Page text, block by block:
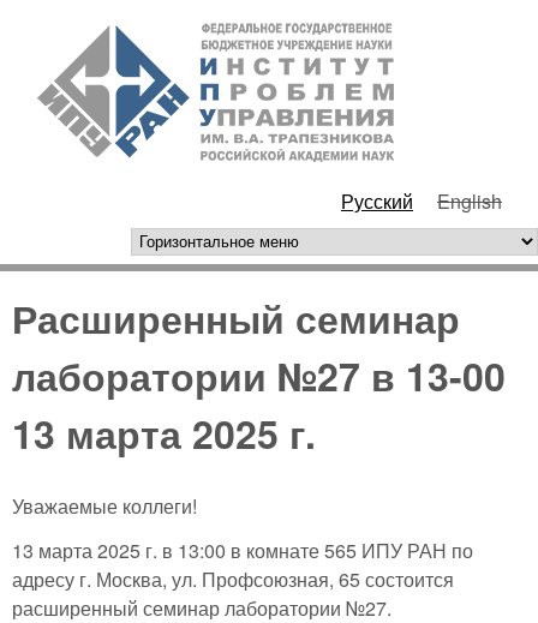
Перейти к основному
содержанию
РАН
Русский English
горизонтальное меню
Расширенный семинар
лаборатории №27 в 13-00
13 марта 2025 г.
Уважаемые коллеги!
13 марта 2025 г. в 13:00 в комнате 565 ИПУ РАН по
адресу г. Москва, ул. Профсоюзная, 65 состоится
расширенный семинар лаборатории №27.